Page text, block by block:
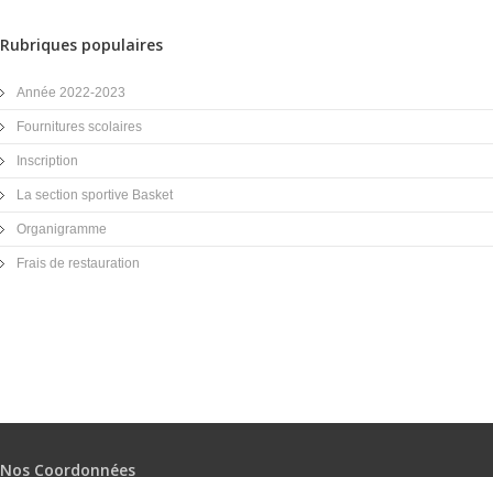
Rubriques populaires
Année 2022-2023
Fournitures scolaires
Inscription
La section sportive Basket
Organigramme
Frais de restauration
Nos Coordonnées